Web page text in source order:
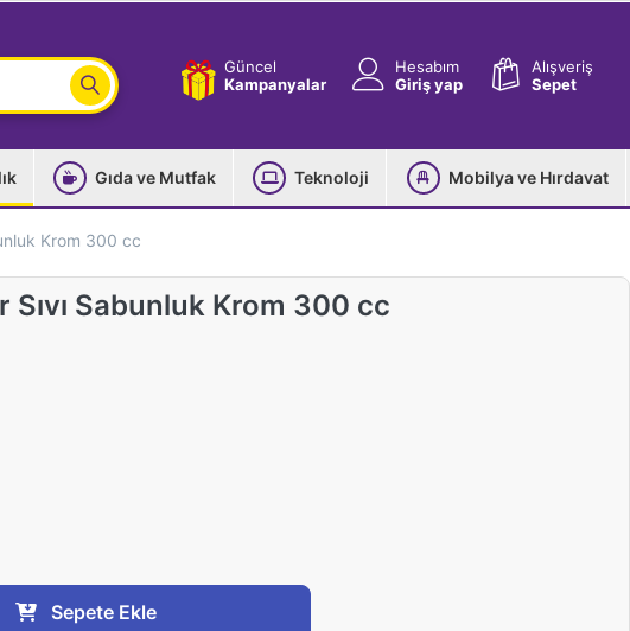
Güncel
Kampanyalar
Hesabım
Giriş yap
Alışveriş
Sepet
Gıda ve Mutfak Teknoloji Mobilya ve Hırdavat
Krom 300 cc
Sabunluk Krom 300 cc
Sepete Ekle